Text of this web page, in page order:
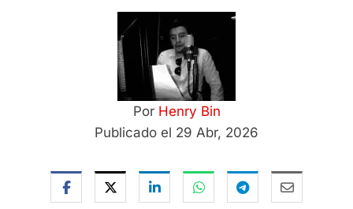
Por Henry Bin
Publicado el 29 Abr, 2026